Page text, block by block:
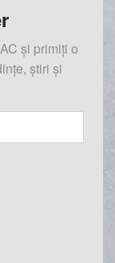
și primiți o
știri și